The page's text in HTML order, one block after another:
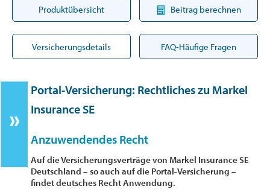
Produktübersicht Beitrag berechnen
Versicherungsdetails FAQ-Häufige Fragen
Portal-Versicherung: Rechtliches zu Markel
Insurance SE
Anzuwendendes Recht
Auf die Versicherungsverträge von Markel Insurance SE
Deutschland – so auch auf die Portal-Versicherung –
findet deutsches Recht Anwendung.